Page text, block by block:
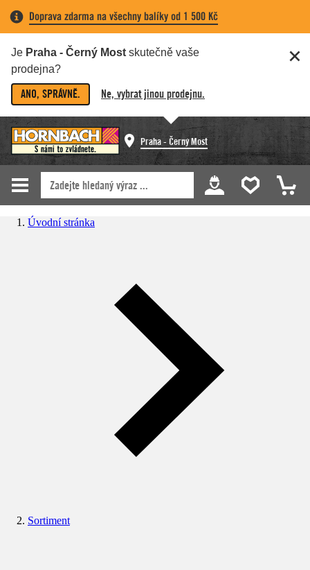
Doprava zdarma na všechny balíky od 1 500 Kč
Je Praha - Černý Most skutečně vaše
prodejna?
ANO, SPRÁVNĚ. Ne, vybrat jinou prodejnu.
Praha - Černý Most
Úvodní stránka
Sortiment